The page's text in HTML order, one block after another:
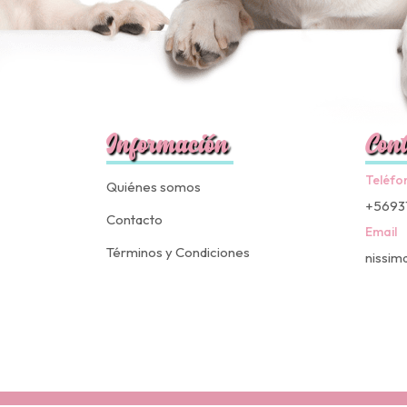
Información
Quiénes somos
Contacto
Términos y Condiciones
Email